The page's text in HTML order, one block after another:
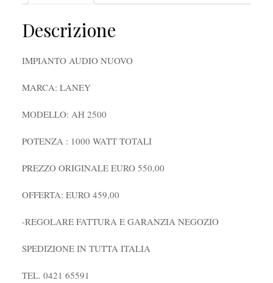
Descrizione
IMPIANTO AUDIO NUOVO
MARCA: LANEY
MODELLO: AH 2500
POTENZA : 1000 WATT TOTALI
PREZZO ORIGINALE EURO 550,00
OFFERTA: EURO 459,00
-REGOLARE FATTURA E GARANZIA NEGOZIO
SPEDIZIONE IN TUTTA ITALIA
TEL. 0421 65591